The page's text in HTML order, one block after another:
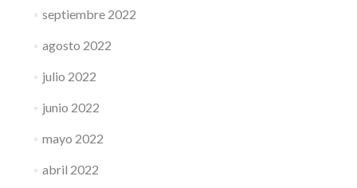
septiembre 2022
agosto 2022
julio 2022
junio 2022
mayo 2022
abril 2022